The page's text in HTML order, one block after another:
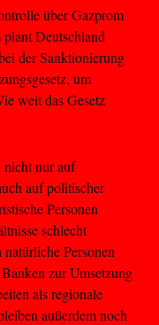
über Gazprom
Deutschland
der Sanktionierung
um
weit das Gesetz
nicht nur auf
auf politischer
Personen
schlecht
Personen
zur Umsetzung
als regionale
außerdem noch